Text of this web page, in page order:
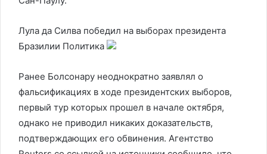
Лула да Силва победил на выборах президента
Бразилии Политика
Ранее Болсонару неоднократно заявлял о
фальсификациях в ходе президентских выборов,
первый тур которых прошел в начале октября,
однако не приводил никаких доказательств,
подтверждающих его обвинения. Агентство